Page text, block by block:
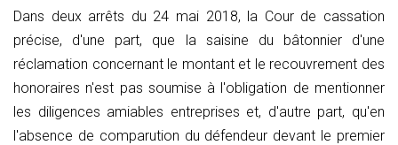
Dans deux arrêts du 24 mai 2018, la Cour de cassation
précise, d'une part, que la saisine du bâtonnier d'une
réclamation concernant le montant et le recouvrement des
honoraires n'est pas soumise à l'obligation de mentionner
les diligences amiables entreprises et, d'autre part, qu'en
l'absence de comparution du défendeur devant le premier